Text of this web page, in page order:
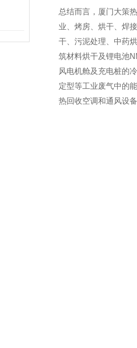
总结而言，厦门大策
业、烤房、烘干、焊
干、污泥处理、中药
筑材料烘干及锂电池
风电机舱及充电桩的
定型等工业废气中的
热回收空调和通风设